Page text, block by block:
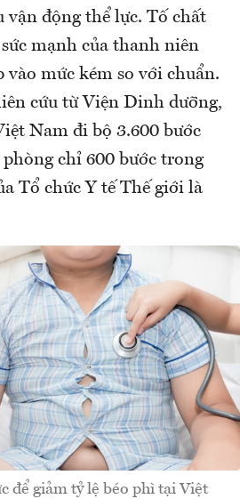
động thể lực. Tố chất
mạnh của thanh niên
vào mức kém so với chuẩn.
cứu từ Viện Dinh dưỡng,
Nam đi bộ 3.600 bước
chỉ 600 bước trong
Tổ chức Y tế Thế giới là
để giảm tỷ lệ béo phì tại Việt